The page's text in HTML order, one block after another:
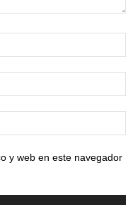
y web en este navegador